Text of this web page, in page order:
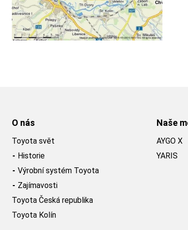
O nás
Toyota svět
Historie
Výrobní systém Toyota
Zajímavosti
Toyota Česká republika
Toyota Kolín
Naše
AYGO X
YARIS